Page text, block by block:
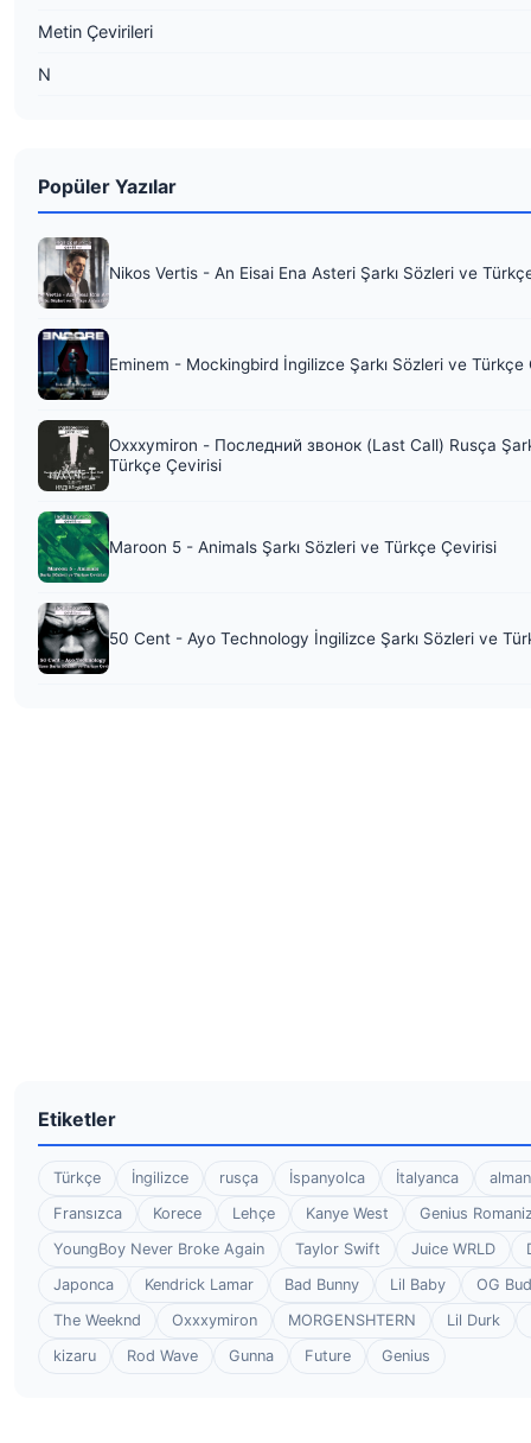
Metin Çevirileri
N
Popüler Yazılar
Nikos Vertis - An Eisai Ena Asteri Şarkı Sözleri ve
Eminem - Mockingbird İngilizce Şarkı Sözleri ve Türkçe
Oxxxymiron - Последний звонок (Last Call) Rusça
Türkçe Çevirisi
Maroon 5 - Animals Şarkı Sözleri ve Türkçe Çevirisi
50 Cent - Ayo Technology İngilizce Şarkı Sözleri ve
Etiketler
Türkçe İngilizce rusça İspanyolca İtalyanca
Fransızca
Korece Lehçe Kanye West
Genius
YoungBoy Never Broke Again
Taylor Swift Juice WRLD
Japonca
Kendrick Lamar Bad Bunny Lil Baby
OG
The Weeknd
Oxxxymiron MORGENSHTERN
Lil Durk
kizaru
Rod Wave Gunna Future Genius